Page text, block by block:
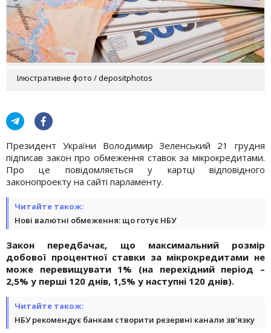
Ілюстративне фото / depositphotos
Президент України Володимир Зеленський 21 грудня
підписав закон про обмеження ставок за мікрокредитами.
Про це повідомляється у картці відповідного
законопроекту на сайті парламенту.
Читайте також:
Нові валютні обмеження: що готує НБУ
Закон передбачає, що максимальний розмір
добової процентної ставки за мікрокредитами не
може перевищувати 1% (на перехідний період –
2,5% у перші 120 днів, 1,5% у наступні 120 днів).
Читайте також:
НБУ рекомендує банкам створити резервні канали зв'язку